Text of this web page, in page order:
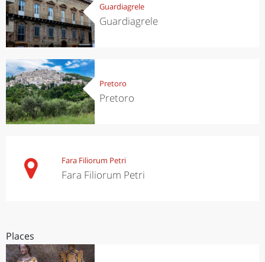
Guardiagrele
Guardiagrele
Pretoro
Pretoro
Fara Filiorum Petri
Fara Filiorum Petri
Places